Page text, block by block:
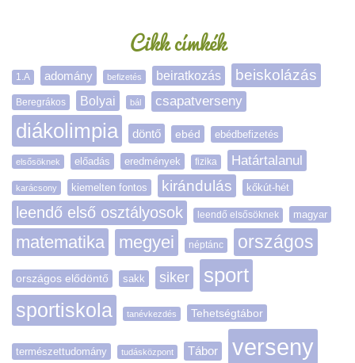
Cikk címkék
1.A adomány befizetés beiratkozás beiskolázás
Beregrákos Bolyai bál csapatverseny
diákolimpia döntő ebéd ebédbefizetés
elsősöknek előadás eredmények fizika Határtalanul
karácsony kiemelten fontos kirándulás kőkút-hét
leendő első osztályosok leendő elsősöknek magyar
matematika megyei néptánc országos
országos elődöntő sakk siker sport
sportiskola tanévkezdés Tehetségtábor
természettudomány tudásközpont Tábor verseny